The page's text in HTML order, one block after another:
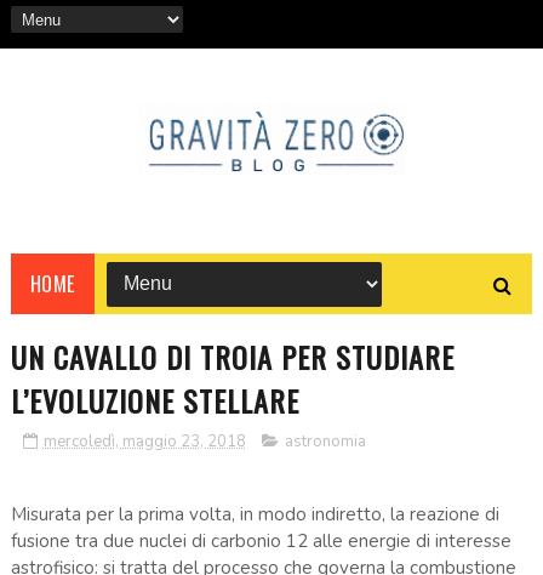
HOME
UN CAVALLO DI TROIA PER STUDIARE
L’EVOLUZIONE STELLARE
mercoledì, maggio 23, 2018 astronomia
Misurata per la prima volta, in modo indiretto, la reazione di
fusione tra due nuclei di carbonio 12 alle energie di interesse
astrofisico: si tratta del processo che governa la combustione